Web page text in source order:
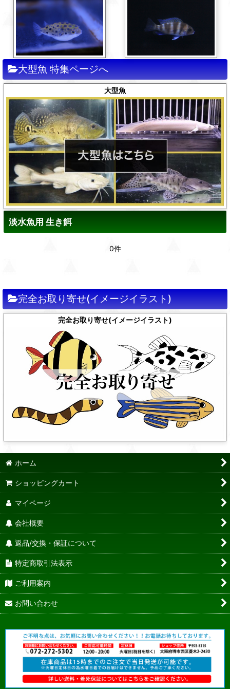
大型魚 特集ページへ
大型魚
淡水魚用 生き餌
0件
完全お取り寄せ(イメージイラスト)
完全お取り寄せ(イメージイラスト)
ホーム
ショッピングカート
マイページ
会社概要
返品/交換・保証について
特定商取引法表示
ご利用案内
お問い合わせ